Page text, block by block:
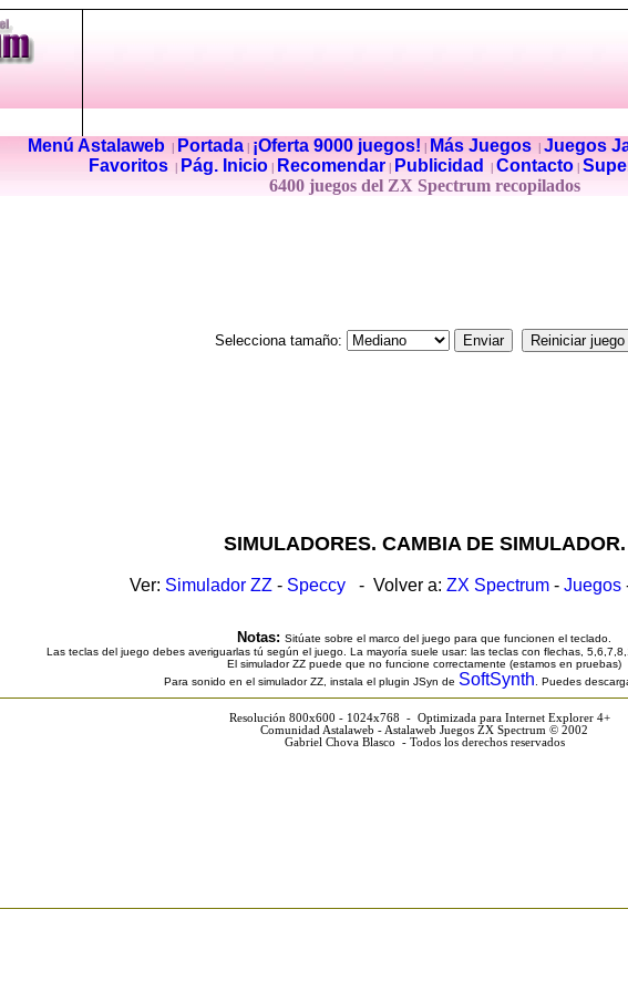
Menú Astalaweb| Portada| ¡Oferta 9000 juegos! Más Juegos| Juegos
Favoritos
Pág. Inicio Recomendar Publicidad Contacto
6400 juegos del ZX Spectrum recopilados
Selecciona tamaño:
SIMULADORES. CAMBIA DE SIMULADOR.
Ver: Simulador ZZ - Speccy - Volver a: ZX Spectrum - Juegos
Notas: Sitúate sobre el marco del juego para que funcionen el teclado.
Las teclas del juego debes averiguarlas tú según el juego. La mayoría suele usar: las teclas con flechas,
El simulador ZZ puede que no funcione correctamente (estamos en pruebas)
Para sonido en el simulador ZZ, instala el plugin JSyn de SoftSynth . Puedes
Resolución 800x600 - 1024x768 - Optimizada para Internet Explorer 4+
Comunidad Astalaweb - Astalaweb Juegos ZX Spectrum © 2002
Gabriel Chova Blasco - Todos los derechos reservados